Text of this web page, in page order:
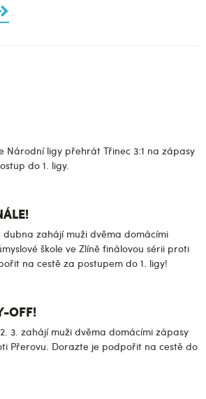
Národní ligy přehrát Třinec 3:1 na zápasy
do 1. ligy.
dubna zahájí muži dvěma domácími
škole ve Zlíně finálovou sérii proti
na cestě za postupem do 1. ligy!
OFF!
3. zahájí muži dvěma domácími zápasy
Přerovu. Dorazte je podpořit na cestě do